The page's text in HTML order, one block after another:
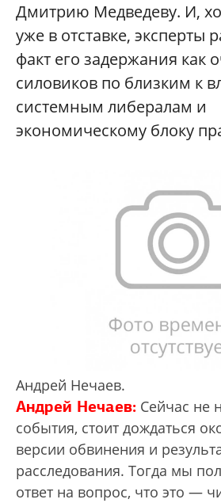
Дмитрию Медведеву. И,
уже в отставке, эксперты
факт его задержания как
силовиков по близким к
системным либералам и
экономическому блоку
Андрей Нечаев.
Андрей Нечаев: Сейчас не
события, стоит дождаться
версии обвинения и
расследования. Тогда мы
ответ на вопрос, что это —